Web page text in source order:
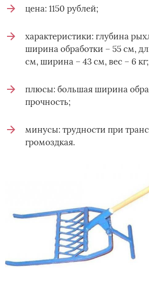
цена: 1150 рублей;
характеристики: глубина
ширина обработки – 55 см,
см, ширина – 43 см, вес – 6 кг;
плюсы: большая ширина
прочность;
минусы: трудности при
громоздкая.